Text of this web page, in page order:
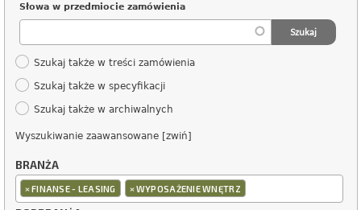
Słowa w przedmiocie zamówienia
Szukaj także w treści zamówienia
Szukaj także w specyfikacji
Szukaj także w archiwalnych
Wyszukiwanie zaawansowane [zwiń]
BRANŻA
×FINANSE - LEASING ×WYPOSAŻENIE WNĘTRZ